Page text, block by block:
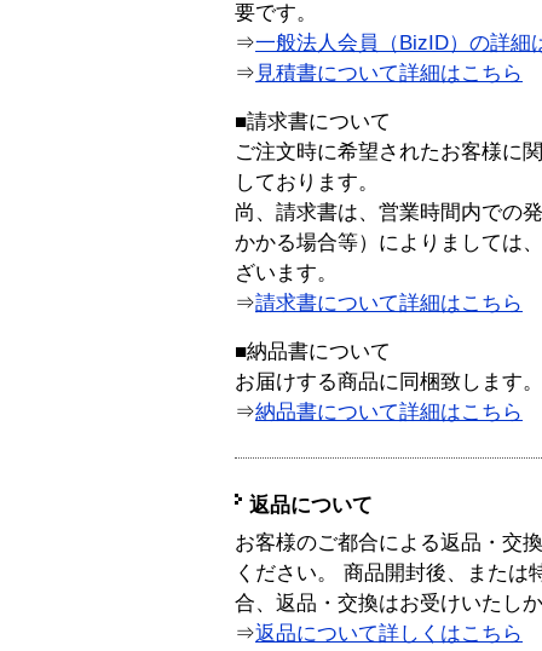
要です。
⇒一般法人会員（BizID）の詳細
⇒ 見積書について詳細はこちら
■請求書について
ご注文時に希望されたお客様に
しております。
尚、請求書は、営業時間内での
かかる場合等）によりましては
ざいます。
⇒請求書について詳細はこちら
■納品書について
お届けする商品に同梱致します。
⇒納品書について詳細はこちら
返品について
お客様のご都合による返品・交
ください。 商品開封後、または
合、返品・交換はお受けいたし
⇒返品について詳しくはこちら